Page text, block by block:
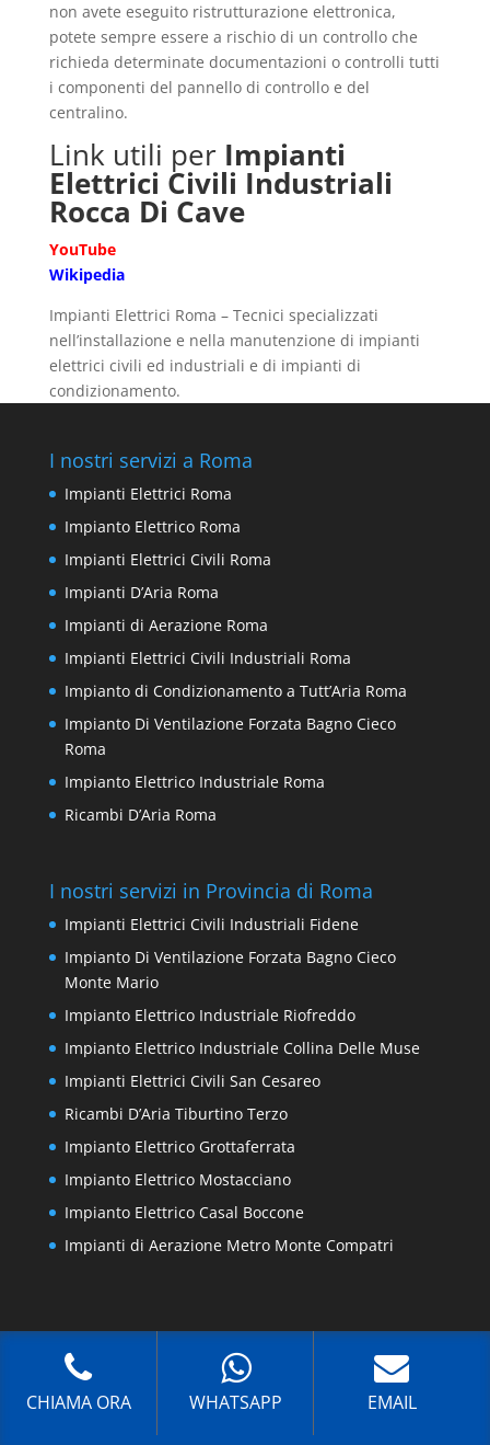
non avete eseguito ristrutturazione elettronica,
potete sempre essere a rischio di un controllo che
richieda determinate documentazioni o controlli tutti
i componenti del pannello di controllo e del
centralino.
Link utili per Impianti
Elettrici Civili Industriali
Rocca Di Cave
YouTube
Wikipedia
Impianti Elettrici Roma – Tecnici specializzati
nell’installazione e nella manutenzione di impianti
elettrici civili ed industriali e di impianti di
condizionamento.
I nostri servizi a Roma
Impianti Elettrici Roma
Impianto Elettrico Roma
Impianti Elettrici Civili Roma
Impianti D’Aria Roma
Impianti di Aerazione Roma
Impianti Elettrici Civili Industriali Roma
Impianto di Condizionamento a Tutt’Aria Roma
Impianto Di Ventilazione Forzata Bagno Cieco
Roma
Impianto Elettrico Industriale Roma
Ricambi D’Aria Roma
I nostri servizi in Provincia di Roma
Impianti Elettrici Civili Industriali Fidene
Impianto Di Ventilazione Forzata Bagno Cieco
Monte Mario
Impianto Elettrico Industriale Riofreddo
Impianto Elettrico Industriale Collina Delle Muse
Impianti Elettrici Civili San Cesareo
Ricambi D’Aria Tiburtino Terzo
Impianto Elettrico Grottaferrata
Impianto Elettrico Mostacciano
Impianto Elettrico Casal Boccone
Impianti di Aerazione Metro Monte Compatri
Mappa del Sito Privacy Cookie Policy (UE)
CHIAMA ORA WHATSAPP EMAIL